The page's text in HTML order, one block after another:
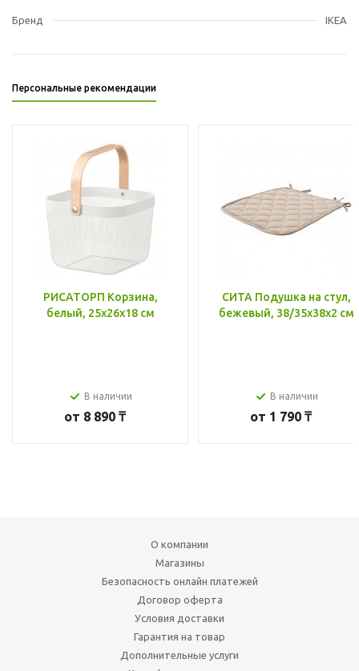
Бренд IKEA
Персональные рекомендации
РИСАТОРП Корзина,
белый, 25x26x18 см
В наличии
от 8 890 ₸
СИТА Подушка на стул,
бежевый, 38/35x38x2 см
В наличии
от 1 790 ₸
О компании
Магазины
Безопасность онлайн платежей
Договор оферта
Условия доставки
Гарантия на товар
Дополнительные услуги